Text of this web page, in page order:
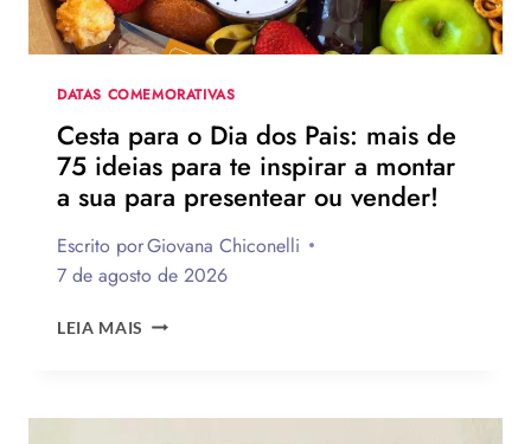
PARA
HOMENAGEAR
DATA
DATAS COMEMORATIVAS
Cesta para o Dia dos Pais: mais de
75 ideias para te inspirar a montar
a sua para presentear ou vender!
Escrito porGiovana Chiconelli
7 de agosto de 2026
LEIA MAIS CESTA
DOS